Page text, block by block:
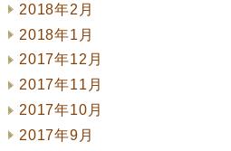
2018年2月
2018年1月
2017年12月
2017年11月
2017年10月
2017年9月